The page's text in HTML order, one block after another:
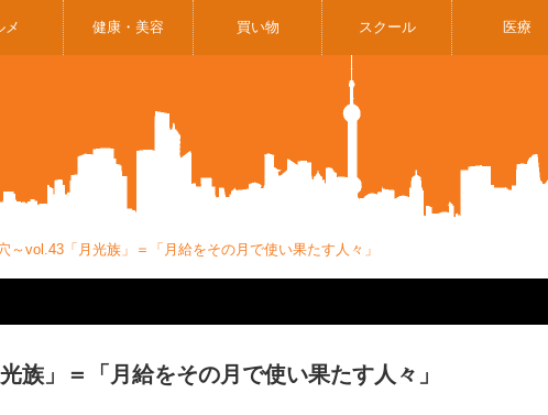
メ 健康・美容 買い物 スクール 医療
～vol.43「月光族」＝「月給をその月で使い果たす人々」
族」＝「月給をその月で使い果たす人々」